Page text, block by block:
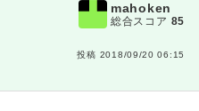
mahoken
総合スコア 85
投稿 2018/09/20 06:15